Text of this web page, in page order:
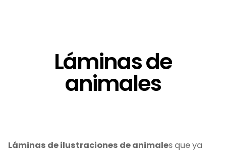
Láminas de
animales
Láminas de ilustraciones de animales que ya